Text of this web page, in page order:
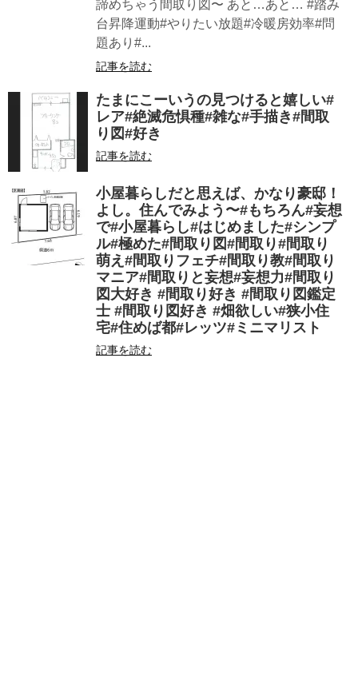
諦めちゃう間取り図〜 あと…あと… #踏み
台昇降運動#やりたい放題#冷暖房効率#問
題あり#...
記事を読む
たまにこーいうの見つけると嬉しい#
レア#絶滅危惧種#雑な#手描き#間取
り図#好き
記事を読む
小屋暮らしだと思えば、かなり豪邸！
よし。住んでみよう〜#もちろん#妄想
で#小屋暮らし#はじめました#シンプ
ル#極めた#間取り図#間取り#間取り
萌え#間取りフェチ#間取り教#間取り
マニア#間取りと妄想#妄想力#間取り
図大好き #間取り好き #間取り図鑑定
士 #間取り図好き #畑欲しい#狭小住
宅#住めば都#レッツ#ミニマリスト
記事を読む